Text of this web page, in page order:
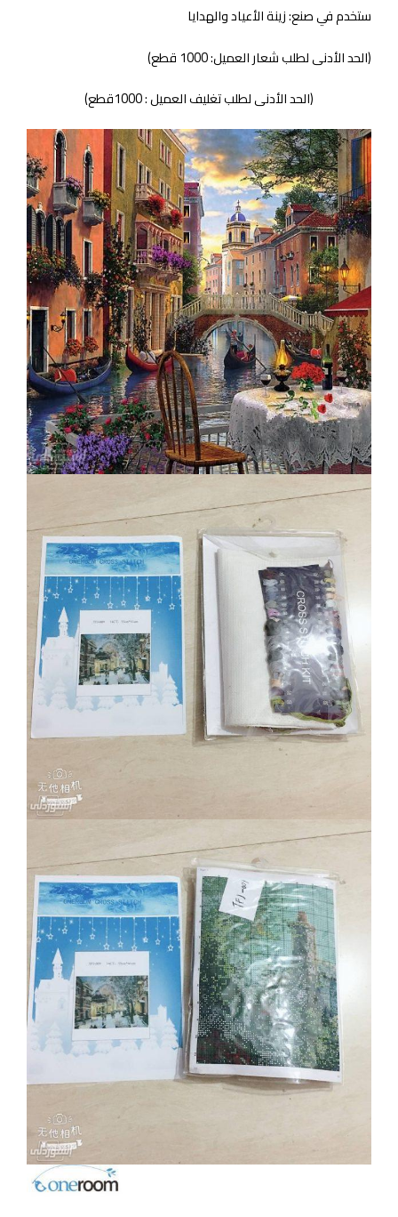
ستخدم في صنع: زينة الأعياد والهدايا
(الحد الأدنى لطلب شعار العميل: 1000 قطع)
(الحد الأدنى لطلب تغليف العميل : 1000قطع)